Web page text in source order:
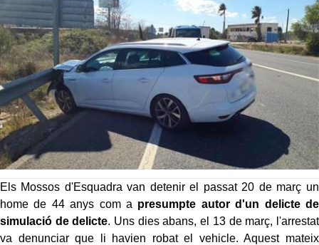
Els Mossos d'Esquadra van detenir el passat 20 de març un
home de 44 anys com a presumpte autor d'un delicte de
simulació de delicte. Uns dies abans, el 13 de març, l'arrestat
va denunciar que li havien robat el vehicle. Aquest mateix